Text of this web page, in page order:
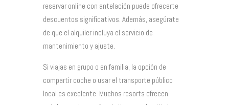
reservar online con antelación puede ofrecerte
descuentos significativos. Además, asegúrate
de que el alquiler incluya el servicio de
mantenimiento y ajuste.
Si viajas en grupo o en familia, la opción de
compartir coche o usar el transporte público
local es excelente. Muchos resorts ofrecen